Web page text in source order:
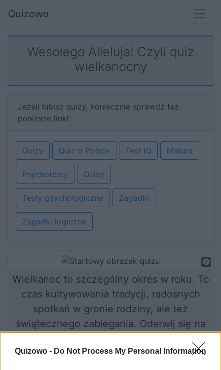
Quizowo - Do Not Process My Personal Information
Quizowo
Wesołego Alleluja! Czyli quiz
wielkanocny
Jeżeli lubisz quizy, koniecznie sprawdź też
poniższe linki:
Quizy Quiz o Polsce Test IQ Matura
Psychotesty Quizy
Testy psychologiczne Zagadki
Zagadki logiczne
Wielkanoc to szczególny okres w roku. To
czas kultywowania tradycji, radosnych
spotkań w gronie rodziny, ale też
świątecznego zabiegania. Oderwij się na
dowiedz się, jak dużo wiesz o tym